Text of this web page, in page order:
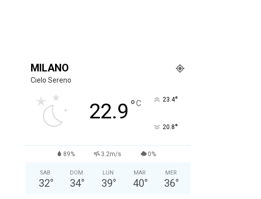
MILANO
Cielo Sereno
22.9 °C 23.4°
20.8°
89% 3.2m/s 0%
SAB
32°
DOM
34°
LUN
39°
MAR
40°
MER
36°